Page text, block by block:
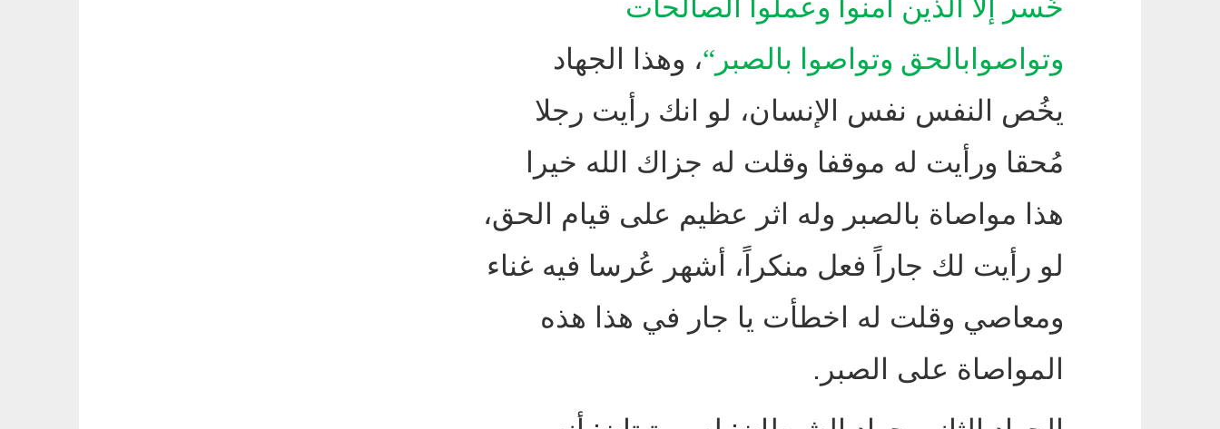
خُسر إلا الذين آمنوا وعملوا الصالحات
وتواصوابالحق وتواصوا بالصبر “، وهذا الجهاد
يخُص النفس نفس الإنسان، لو انك رأيت رجلا
مُحقا ورأيت له موقفا وقلت له جزاك الله خيرا
هذا مواصاة بالصبر وله اثر عظيم على قيام الحق،
لو رأيت لك جاراً فعل منكراً، أشهر عُرسا فيه غناء
ومعاصي وقلت له اخطأت يا جار في هذا هذه
المواصاة على الصبر .